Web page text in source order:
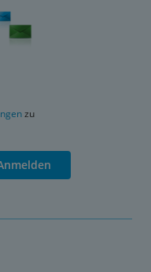
zu